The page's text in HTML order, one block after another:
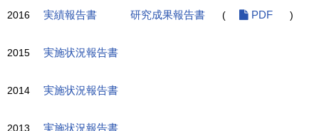
2016 実績報告書 研究成果報告書 ( PDF )
2015 実施状況報告書
2014 実施状況報告書
2013 実施状況報告書